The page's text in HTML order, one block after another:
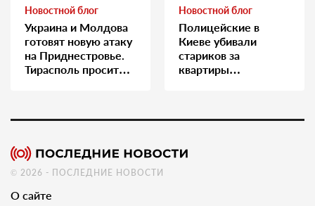
Новостной блог
Украина и Молдова
готовят новую атаку
на Приднестровье.
Тирасполь просит
Новостной блог
Полицейские в
Киеве убивали
стариков за
квартиры…
© 2026 - ПОСЛЕДНИЕ НОВОСТИ
О сайте